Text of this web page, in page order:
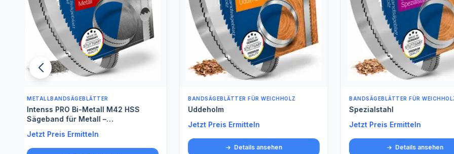
BANDSÄGEBLÄTTER FÜR WEICHHOLZ
Uddeholm
Jetzt Preis Ermitteln
Details ansehen
BANDSÄGEBLÄTTER FÜR WEICHHOLZ
Spezialstahl
Jetzt Preis Ermitteln
Details ansehen
ROLLENWARE (METERWARE)
Spezialstahl gehärtet
Jetzt Preis Ermitteln
Details ansehen